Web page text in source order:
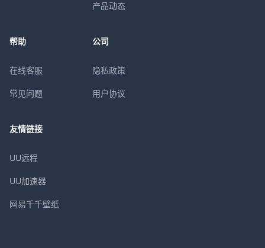
产品动态
帮助
在线客服
常见问题
公司
隐私政策
用户协议
友情链接
UU远程
UU加速器
网易千千壁纸